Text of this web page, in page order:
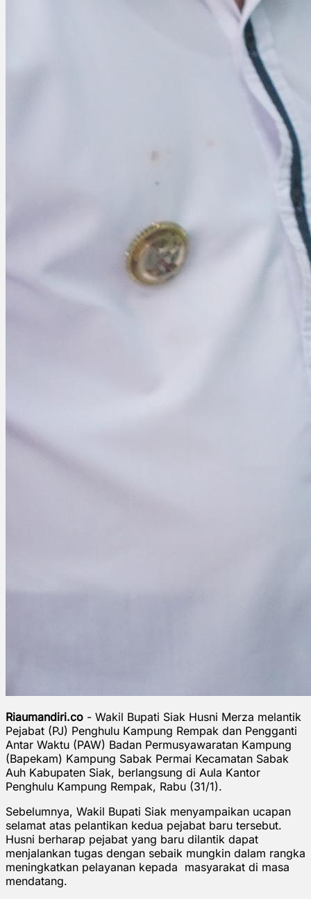
Riaumandiri.co - Wakil Bupati Siak Husni Merza melantik
Pejabat (PJ) Penghulu Kampung Rempak dan Pengganti
Antar Waktu (PAW) Badan Permusyawaratan Kampung
(Bapekam) Kampung Sabak Permai Kecamatan Sabak
Auh Kabupaten Siak, berlangsung di Aula Kantor
Penghulu Kampung Rempak, Rabu (31/1).
Sebelumnya, Wakil Bupati Siak menyampaikan ucapan
selamat atas pelantikan kedua pejabat baru tersebut.
Husni berharap pejabat yang baru dilantik dapat
menjalankan tugas dengan sebaik mungkin dalam rangka
meningkatkan pelayanan kepada masyarakat di masa
mendatang.